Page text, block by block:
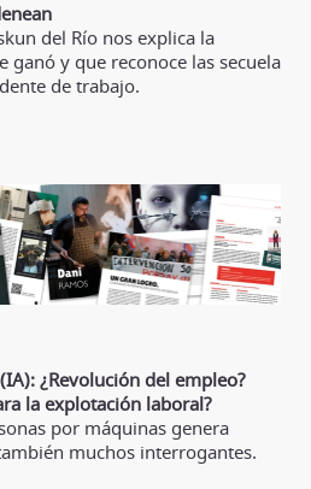
del Río nos explica la
ganó y que reconoce las secuela
de trabajo.
¿Revolución del empleo?
la explotación laboral?
por máquinas genera
muchos interrogantes.